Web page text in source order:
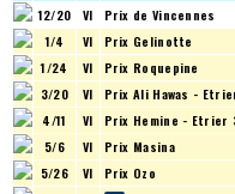
12/20
VI Prix de Vincennes
1/4
VI Prix Gelinotte
1/24
VI Prix Roquepine
3/20
VI Prix Ali Hawas -
4/11
VI Prix Hemine - Etrier
5/6
VI Prix Masina
5/26
VI Prix Ozo